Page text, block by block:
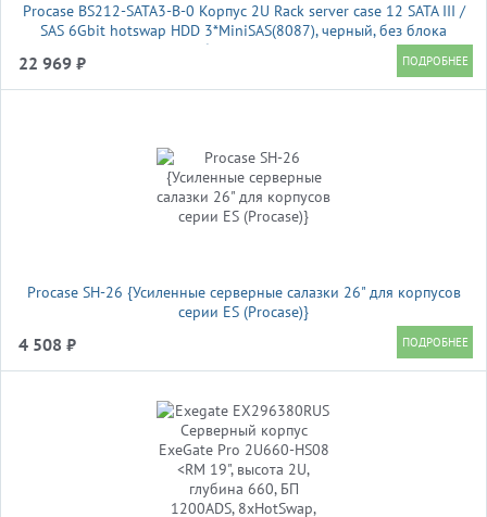
Procase BS212-SATA3-B-0 Корпус 2U Rack server case 12 SATA III /
SAS 6Gbit hotswap HDD 3*MiniSAS(8087), черный, без блока
питания, глубина 650мм, MB 12"x13"
22 969 ₽
Procase SH-26 {Усиленные серверные салазки 26" для корпусов
серии ES (Procase)}
4 508 ₽